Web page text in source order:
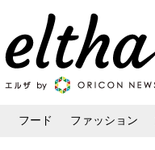
フード ファッション